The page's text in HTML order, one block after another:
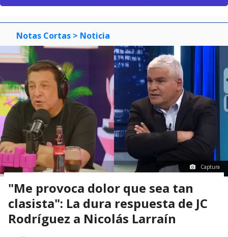
Notas Cortas > Noticia
Captura
"Me provoca dolor que sea tan
clasista": La dura respuesta de JC
Rodríguez a Nicolás Larraín